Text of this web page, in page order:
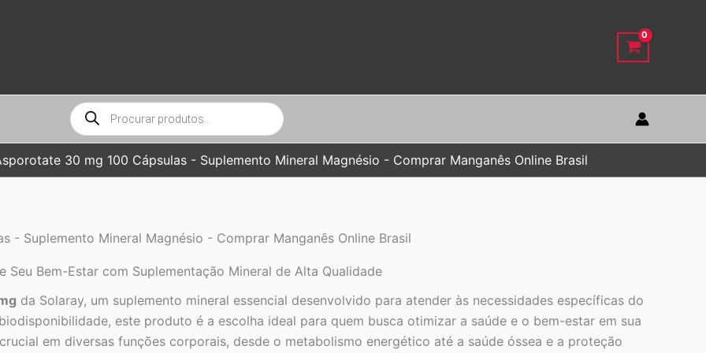
Pesquisar
produtos
30 mg 100 Cápsulas - Suplemento Mineral Magnésio - Comprar Manganês Online Brasil
- Suplemento Mineral Magnésio - Comprar Manganês Online Brasil
Bem-Estar com Suplementação Mineral de Alta Qualidade
da Solaray, um suplemento mineral essencial desenvolvido para atender às necessidades específicas do
este produto é a escolha ideal para quem busca otimizar a saúde e o bem-estar em sua
em diversas funções corporais, desde o metabolismo energético até a saúde óssea e a proteção